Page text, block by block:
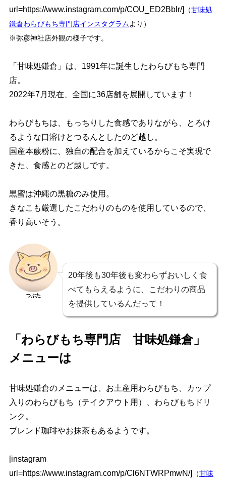
url=https://www.instagram.com/p/COU_ED2Bblr/]
（甘味処
鎌倉わらびもち専門店インスタグラムより）
※弥彦神社店外観の様子です。
「甘味処鎌倉」は、1991年に誕生したわらびもち専門
店。
2022年7月現在、全国に36店舗を展開しています！
わらびもちは、もっちりした食感でありながら、とろけ
るような口溶けとつるんとしたのど越し。
国産本蕨粉に、独自の配合を加えているからこそ実現で
きた、食感とのど越しです。
黒蜜は沖縄の黒糖のみ使用。
きなこも厳選したこだわりのものを使用しているので、
香り高いそう。
つぶた
20年後も30年後も変わらずおいしく食
べてもらえるように、こだわりの商品
を提供しているんだって！
「わらびもち専門店 甘味処鎌倉」
メニューは
甘味処鎌倉のメニューは、お土産用わらびもち、カップ
入りのわらびもち（テイクアウト用）、わらびもちドリ
ンク。
ブレンド珈琲やお抹茶もあるようです。
[instagram
url=https://www.instagram.com/p/Cl6NTWRPmwN/]
（甘味